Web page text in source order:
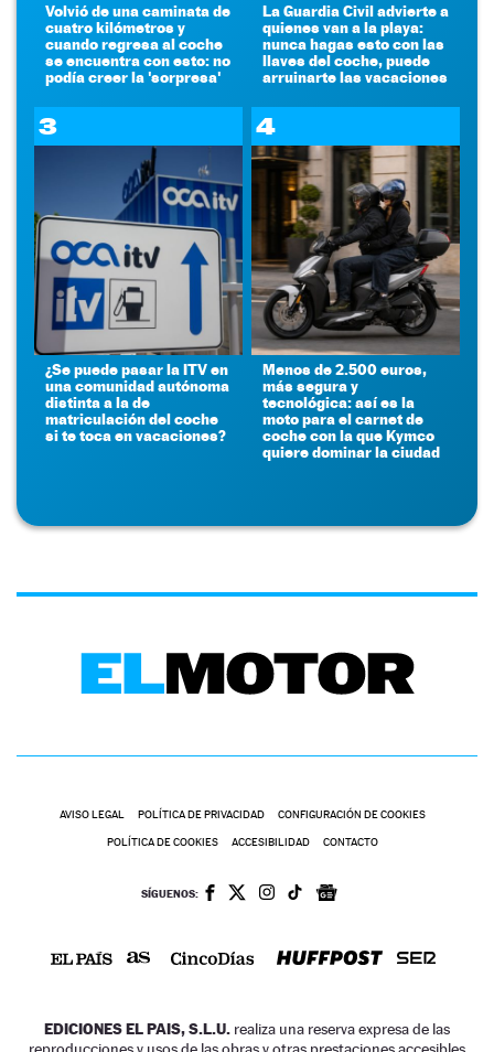
Volvió de una caminata de
cuatro kilómetros y
cuando regresa al coche
se encuentra con esto: no
podía creer la 'sorpresa'
La Guardia Civil advierte a
quienes van a la playa:
nunca hagas esto con las
llaves del coche, puede
arruinarte las vacaciones
3
¿Se puede pasar la ITV en
una comunidad autónoma
distinta a la de
matriculación del coche
si te toca en vacaciones?
4
Menos de 2.500 euros,
más segura y
tecnológica: así es la
moto para el carnet de
coche con la que Kymco
quiere dominar la ciudad
AVISO LEGAL POLÍTICA DE PRIVACIDAD CONFIGURACIÓN DE COOKIES
POLÍTICA DE COOKIES ACCESIBILIDAD CONTACTO
SÍGUENOS:
EDICIONES EL PAIS, S.L.U. realiza una reserva expresa de las